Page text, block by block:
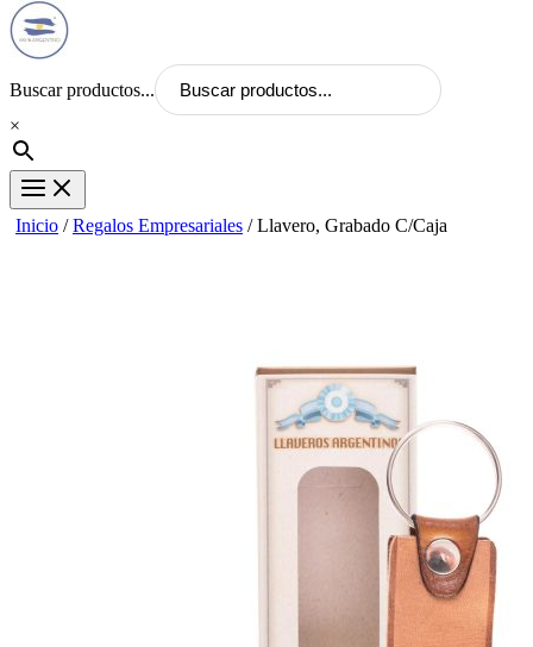
Buscar productos...
×
Inicio /Regalos Empresariales / Llavero, Grabado C/Caja